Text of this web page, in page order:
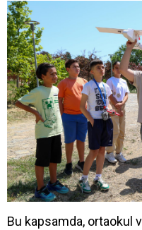
Bu kapsamda, ortaokul